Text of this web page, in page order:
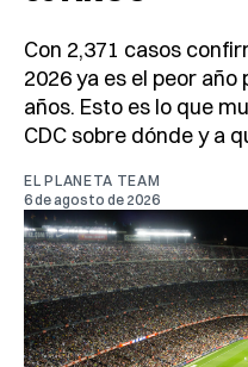
Con 2,371 casos
2026 ya es el peor
años. Esto es lo que
CDC sobre dónde y a
EL PLANETA TEAM
6 de agosto de 2026